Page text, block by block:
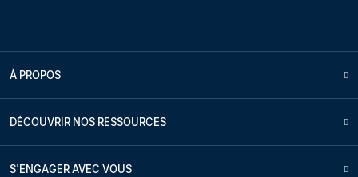
À PROPOS
DÉCOUVRIR NOS RESSOURCES
S'ENGAGER AVEC VOUS